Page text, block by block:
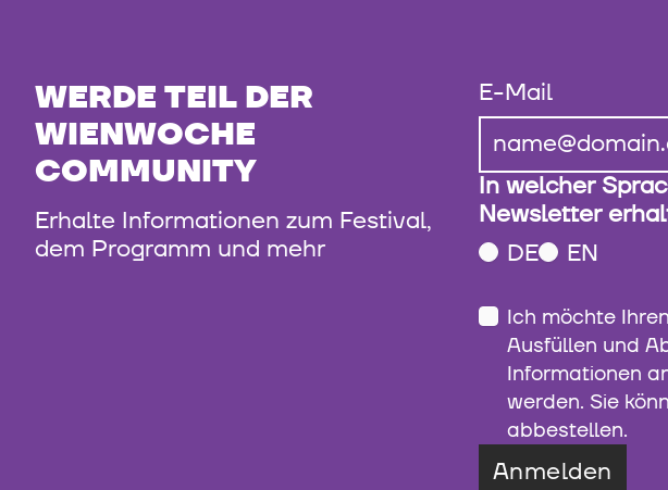
WERDE TEIL DER
WIENWOCHE
COMMUNITY
Erhalte Informationen zum Festival,
dem Programm und mehr
E-Mail
In welcher
Newsletter
DE
EN
Ich möchte
Ausfüllen und
Informationen
werden. Sie
abbestellen.
Anmelden